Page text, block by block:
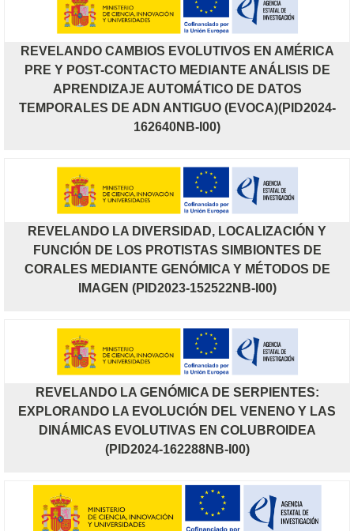
REVELANDO CAMBIOS EVOLUTIVOS EN AMÉRICA
PRE Y POST-CONTACTO MEDIANTE ANÁLISIS DE
APRENDIZAJE AUTOMÁTICO DE DATOS
TEMPORALES DE ADN ANTIGUO (EVOCA)(PID2024-
162640NB-I00)
REVELANDO LA DIVERSIDAD, LOCALIZACIÓN Y
FUNCIÓN DE LOS PROTISTAS SIMBIONTES DE
CORALES MEDIANTE GENÓMICA Y MÉTODOS DE
IMAGEN (PID2023-152522NB-I00)
REVELANDO LA GENÓMICA DE SERPIENTES:
EXPLORANDO LA EVOLUCIÓN DEL VENENO Y LAS
DINÁMICAS EVOLUTIVAS EN COLUBROIDEA
(PID2024-162288NB-I00)